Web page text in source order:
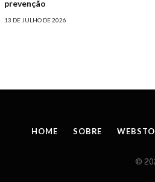
prevenção
13 DE JULHO DE 2026
HOME SOBRE
©